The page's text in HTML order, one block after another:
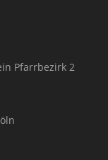
Pfarrbezirk 2